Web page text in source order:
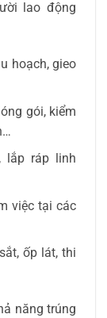
lao động
hoạch, gieo
gói, kiểm
lắp ráp linh
việc tại các
ốp lát, thi
năng trúng